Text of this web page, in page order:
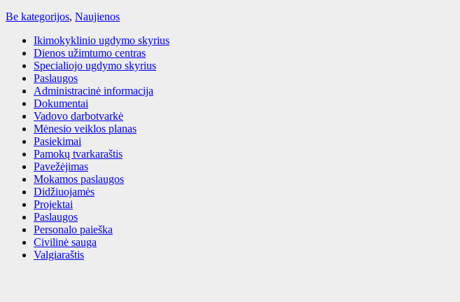
Be kategorijos, Naujienos
Ikimokyklinio ugdymo skyrius
Dienos užimtumo centras
Specialiojo ugdymo skyrius
Paslaugos
Administracinė informacija
Dokumentai
Vadovo darbotvarkė
Mėnesio veiklos planas
Pasiekimai
Pamokų tvarkaraštis
Pavežėjimas
Mokamos paslaugos
Didžiuojamės
Projektai
Paslaugos
Personalo paieška
Civilinė sauga
Valgiaraštis